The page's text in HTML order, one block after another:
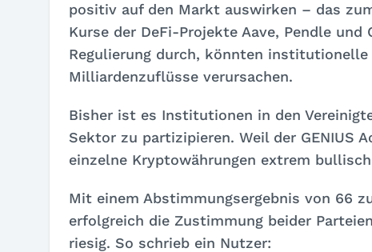
positiv auf den Markt auswirken – das
Kurse der DeFi-Projekte Aave, Pendle
Regulierung durch, könnten
Milliardenzuflüsse verursachen.
Bisher ist es Institutionen in den
Sektor zu partizipieren. Weil der GENIUS
einzelne Kryptowährungen extrem
Mit einem Abstimmungsergebnis von 66
erfolgreich die Zustimmung beider
riesig. So schrieb ein Nutzer: